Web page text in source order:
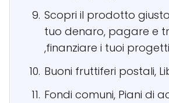
Scopri il prodotto
tuo denaro, pagare e
,finanziare i tuoi
Buoni fruttiferi postali,
Fondi comuni, Piani di